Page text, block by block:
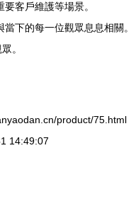
客戶維護等場景。
下的每一位觀眾息息相
。
product/75.html
14:49:07